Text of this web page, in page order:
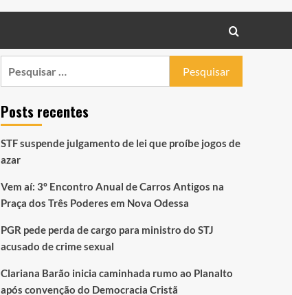
Posts recentes
STF suspende julgamento de lei que proíbe jogos de
azar
Vem aí: 3º Encontro Anual de Carros Antigos na
Praça dos Três Poderes em Nova Odessa
PGR pede perda de cargo para ministro do STJ
acusado de crime sexual
Clariana Barão inicia caminhada rumo ao Planalto
após convenção do Democracia Cristã